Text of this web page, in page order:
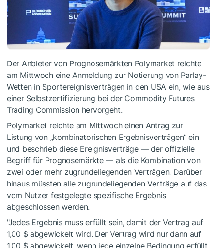
Der Anbieter von Prognosemärkten Polymarket reichte
am Mittwoch eine Anmeldung zur Notierung von Parlay-
Wetten in Sportereignisverträgen in den USA ein, wie aus
einer Selbstzertifizierung bei der Commodity Futures
Trading Commission hervorgeht.
Polymarket reichte am Mittwoch einen Antrag zur
Listung von „kombinatorischen Ergebnisverträgen“ ein
und beschrieb diese Ereignisverträge — der offizielle
Begriff für Prognosemärkte — als die Kombination von
zwei oder mehr zugrundeliegenden Verträgen. Darüber
hinaus müssten alle zugrundeliegenden Verträge auf das
vom Nutzer festgelegte spezifische Ergebnis
abgeschlossen werden.
"Jedes Ergebnis muss erfüllt sein, damit der Vertrag auf
1,00 $ abgewickelt wird. Der Vertrag wird nur dann auf
1,00 $ abgewickelt, wenn jede einzelne Bedingung erfüllt